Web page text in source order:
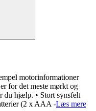
motorinformationer
for det meste mørkt og
du hjælp. • Stort synsfelt
(2 x AAA -Læs mere